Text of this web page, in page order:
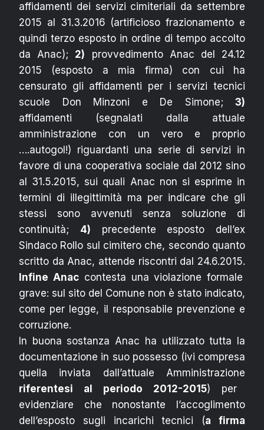
affidamenti dei servizi cimiteriali da settembre
2015 al 31.3.2016 (artificioso frazionamento e
quindi terzo esposto in ordine di tempo accolto
da Anac); 2) provvedimento Anac del 24.12
2015 (esposto a mia firma) con cui ha
censurato gli affidamenti per i servizi tecnici
scuole Don Minzoni e De Simone; 3)
affidamenti (segnalati dalla attuale
amministrazione con un vero e proprio
….autogol!) riguardanti una serie di servizi in
favore di una cooperativa sociale dal 2012 sino
al 31.5.2015, sui quali Anac non si esprime in
termini di illegittimità ma per indicare che gli
stessi sono avvenuti senza soluzione di
continuità; 4) precedente esposto dell’ex
Sindaco Rollo sul cimitero che, secondo quanto
scritto da Anac, attende riscontri dal 24.6.2015.
Infine Anaccontesta una violazione formale
grave: sul sito del Comune non è stato indicato,
come per legge, il responsabile prevenzione e
corruzione.
In buona sostanza Anac ha utilizzato tutta la
documentazione in suo possesso (ivi compresa
quella inviata dall’attuale Amministrazione
riferentesi al periodo 2012-2015) per
evidenziare che nonostante l’accoglimento
dell’esposto sugli incarichi tecnici (a firma